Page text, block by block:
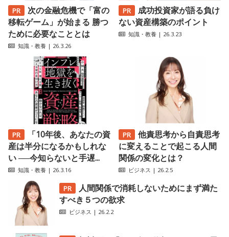
次の金融危機で「富の
移転ゲーム」が始まる 勝つ
ために必要なこととは
知識・教養 | 26.3.26
成功投資家が語る負け
ない資産構築のポイント
知識・教養 | 26.3.23
「10年後、あなたの資
産は半分になるかもしれな
い ──今知らないと手遅...
知識・教養 | 26.3.16
他責思考から自責思考
に変えることで起こる人間
関係の変化とは？
ビジネス | 26.2.5
人間関係で消耗しないためにまず満た
すべき５つの欲求
ビジネス | 26.2.2